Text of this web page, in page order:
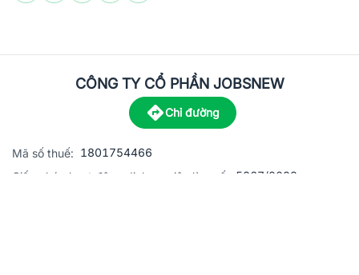
CÔNG TY CỔ PHẦN JOBSNEW
Chỉ đường
Mã số thuế: 1801754466
Giấy phép hoạt động dịch vụ việc làm số:
5867/2023